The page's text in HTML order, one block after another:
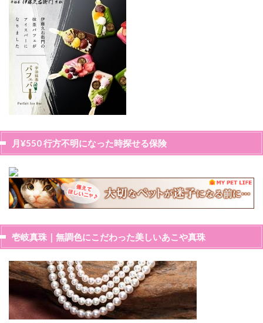
月¥550 行方不明になった時探せる保険
壱岐真珠｜無調色にこだわった美しいあこや真珠